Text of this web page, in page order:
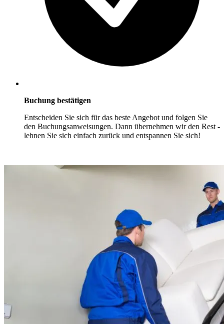
Buchung bestätigen
Entscheiden Sie sich für das beste Angebot und folgen Sie
den Buchungsanweisungen. Dann übernehmen wir den Rest -
lehnen Sie sich einfach zurück und entspannen Sie sich!